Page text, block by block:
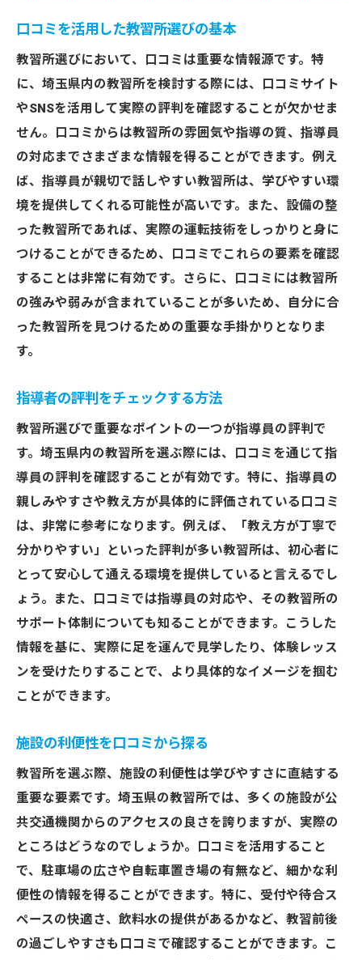
口コミで見えてくる施設の充実度
卒業率と口コミの関連性
口コミからの信頼度を判断する
教習所選びの失敗を防ぐための口コミ活用法
失敗しないための口コミ活用の基本
利用者の不満を事前に知る方法
口コミで見逃せない注意点
教習所選びで陥りやすい落とし穴
口コミを活かした賢い選択法
口コミから見る埼玉県教習所の指導力の差
指導内容の質を判別するポイント
口コミで分かる指導における強みと弱み
卒業生の声で見る指導の効果
口コミに見る指導法の多様性
SNSを使った教習所の雰囲気チェック
写真や動画から垣間見る実際の様子
SNS上の評価と口コミの違い
口コミとSNSで見る教習所の現実
リアルな雰囲気をSNSで把握するコツ
SNSでフォローすべき教習所情報
口コミ分析で評判を正しく理解する
傾向分析で教習所の評判を読む
口コミデータから見る改善の余地
評判の裏側を見る分析ポイント
口コミから信頼度を高める方法
口コミで探る埼玉県教習所の講師の質と対応
口コミで分かる講師の評価基準
口コミを活用した教習所選びの基本
教習所選びにおいて、口コミは重要な情報源です。特
に、埼玉県内の教習所を検討する際には、口コミサイト
やSNSを活用して実際の評判を確認することが欠かせま
せん。口コミからは教習所の雰囲気や指導の質、指導員
の対応までさまざまな情報を得ることができます。例え
ば、指導員が親切で話しやすい教習所は、学びやすい環
境を提供してくれる可能性が高いです。また、設備の整
った教習所であれば、実際の運転技術をしっかりと身に
つけることができるため、口コミでこれらの要素を確認
することは非常に有効です。さらに、口コミには教習所
の強みや弱みが含まれていることが多いため、自分に合
った教習所を見つけるための重要な手掛かりとなりま
す。
指導者の評判をチェックする方法
教習所選びで重要なポイントの一つが指導員の評判で
す。埼玉県内の教習所を選ぶ際には、口コミを通じて指
導員の評判を確認することが有効です。特に、指導員の
親しみやすさや教え方が具体的に評価されている口コミ
は、非常に参考になります。例えば、「教え方が丁寧で
分かりやすい」といった評判が多い教習所は、初心者に
とって安心して通える環境を提供していると言えるでし
ょう。また、口コミでは指導員の対応や、その教習所の
サポート体制についても知ることができます。こうした
情報を基に、実際に足を運んで見学したり、体験レッス
ンを受けたりすることで、より具体的なイメージを掴む
ことができます。
施設の利便性を口コミから探る
教習所を選ぶ際、施設の利便性は学びやすさに直結する
重要な要素です。埼玉県の教習所では、多くの施設が公
共交通機関からのアクセスの良さを誇りますが、実際の
ところはどうなのでしょうか。口コミを活用すること
で、駐車場の広さや自転車置き場の有無など、細かな利
便性の情報を得ることができます。特に、受付や待合ス
ペースの快適さ、飲料水の提供があるかなど、教習前後
の過ごしやすさも口コミで確認することができます。こ